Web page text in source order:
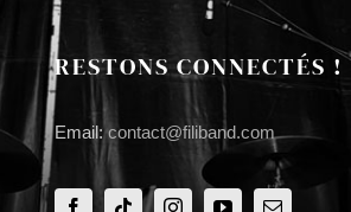
RESTONS CONNECTÉS !
Email:contact@filiband.com